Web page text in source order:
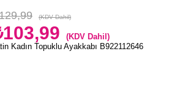
(KDV Dahil)
(KDV Dahil)
Kadın Topuklu Ayakkabı B922112646